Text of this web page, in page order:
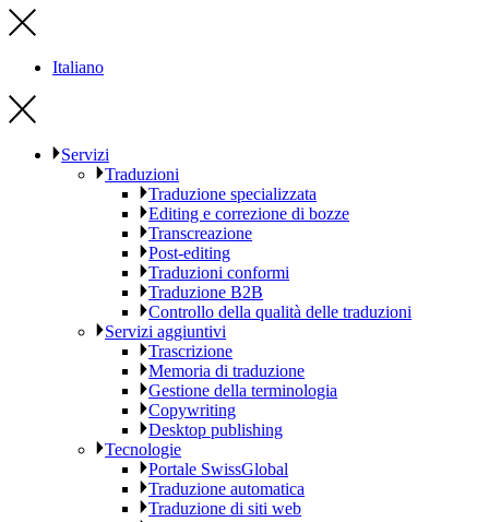
Italiano
Servizi
Traduzioni
Traduzione specializzata
Editing e correzione di bozze
Transcreazione
Post-editing
Traduzioni conformi
Traduzione B2B
Controllo della qualità delle traduzioni
Servizi aggiuntivi
Trascrizione
Memoria di traduzione
Gestione della terminologia
Copywriting
Desktop publishing
Tecnologie
Portale SwissGlobal
Traduzione automatica
Traduzione di siti web